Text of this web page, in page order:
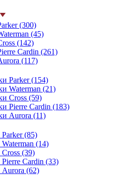
(300)
(45)
(142)
Cardin (261)
(117)
Parker (154)
Waterman (21)
Cross (59)
Pierre Cardin (183)
Aurora (11)
(85)
(14)
(39)
Cardin (33)
(62)